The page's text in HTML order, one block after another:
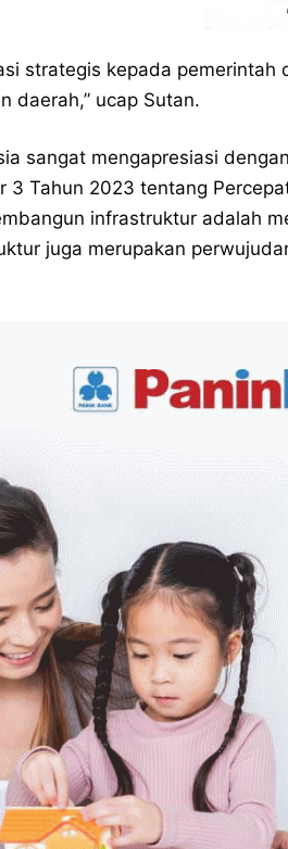
strategis kepada pemerintah
daerah,” ucap Sutan.
sangat mengapresiasi
3 Tahun 2023 tentang
infrastruktur adalah
juga merupakan